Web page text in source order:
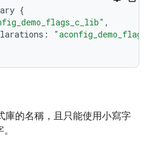
{
,
:
庫的名稱，且只能使用小寫字